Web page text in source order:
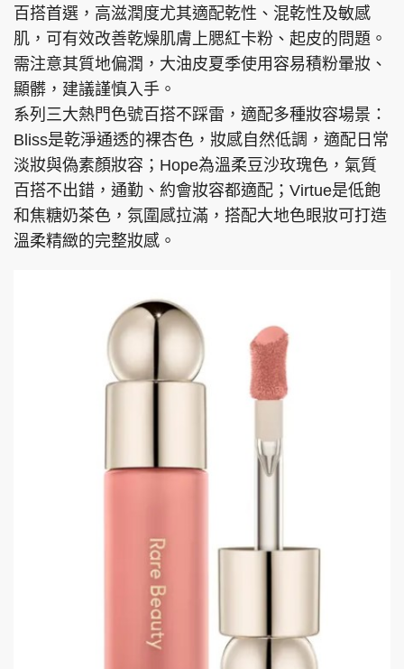
百搭首選，高滋潤度尤其適配乾性、混乾性及敏感
肌，可有效改善乾燥肌膚上腮紅卡粉、起皮的問題。
需注意其質地偏潤，大油皮夏季使用容易積粉暈妝、
顯髒，建議謹慎入手。
系列三大熱門色號百搭不踩雷，適配多種妝容場景：
Bliss是乾淨通透的裸杏色，妝感自然低調，適配日常
淡妝與偽素顏妝容；Hope為溫柔豆沙玫瑰色，氣質
百搭不出錯，通勤、約會妝容都適配；Virtue是低飽
和焦糖奶茶色，氛圍感拉滿，搭配大地色眼妝可打造
溫柔精緻的完整妝感。